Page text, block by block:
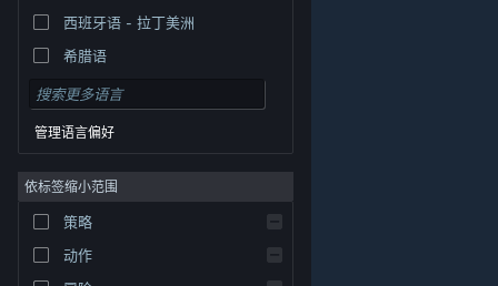
© Valve Corporation。保留所有权利。所有商标均为其在
律信息| 无障碍
西班牙语 - 拉丁美洲
希腊语
管理语言偏好
依标签缩小范围
策略
动作